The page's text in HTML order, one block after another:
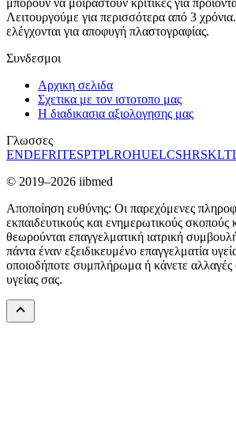
Λειτουργούμε για περισσότερα από 3
ελέγχονται για αποφυγή πλαστογραφίας.
Συνδεσμοι
Αρχικη σελιδα
Σχετικα με τον ιστοτοπο μας
Η διαδικασια αξιολογησης μας
Γλωσσες
ENDEFRITESPTPLROHUELCSHRSKLT
© 2019–2026 iibmed
Αποποίηση ευθύνης: Οι παρεχόμενες
εκπαιδευτικούς και ενημερωτικούς σκοπούς
θεωρούνται επαγγελματική ιατρική
πάντα έναν εξειδικευμένο επαγγελματία
οποιοδήποτε συμπλήρωμα ή κάνετε
υγείας σας.